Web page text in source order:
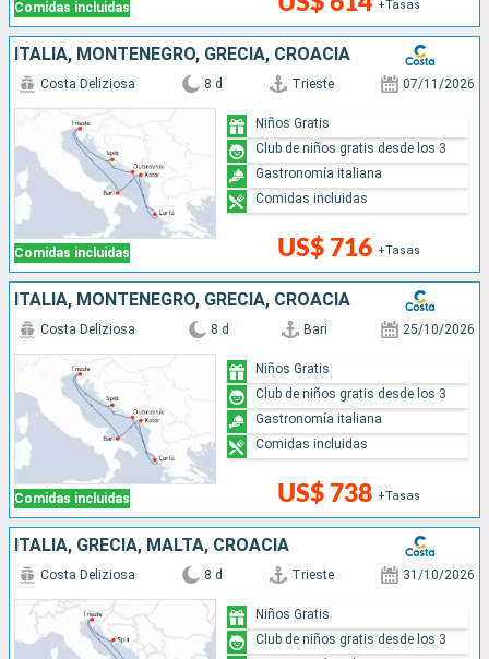
Comidas incluidas +Tasas
ITALIA, MONTENEGRO, GRECIA, CROACIA
Comidas incluidas
Costa Deliziosa 8 d Trieste 07/11/2026
US$ 716 +Tasas
Niños Gratis
Club de niños gratis desde los 3
Gastronomía italiana
Comidas incluidas
ITALIA, MONTENEGRO, GRECIA, CROACIA
Comidas incluidas
Costa Deliziosa 8 d Bari 25/10/2026
US$ 738 +Tasas
Niños Gratis
Club de niños gratis desde los 3
Gastronomía italiana
Comidas incluidas
ITALIA, GRECIA, MALTA, CROACIA
Costa Deliziosa 8 d Trieste 31/10/2026
Niños Gratis
Club de niños gratis desde los 3